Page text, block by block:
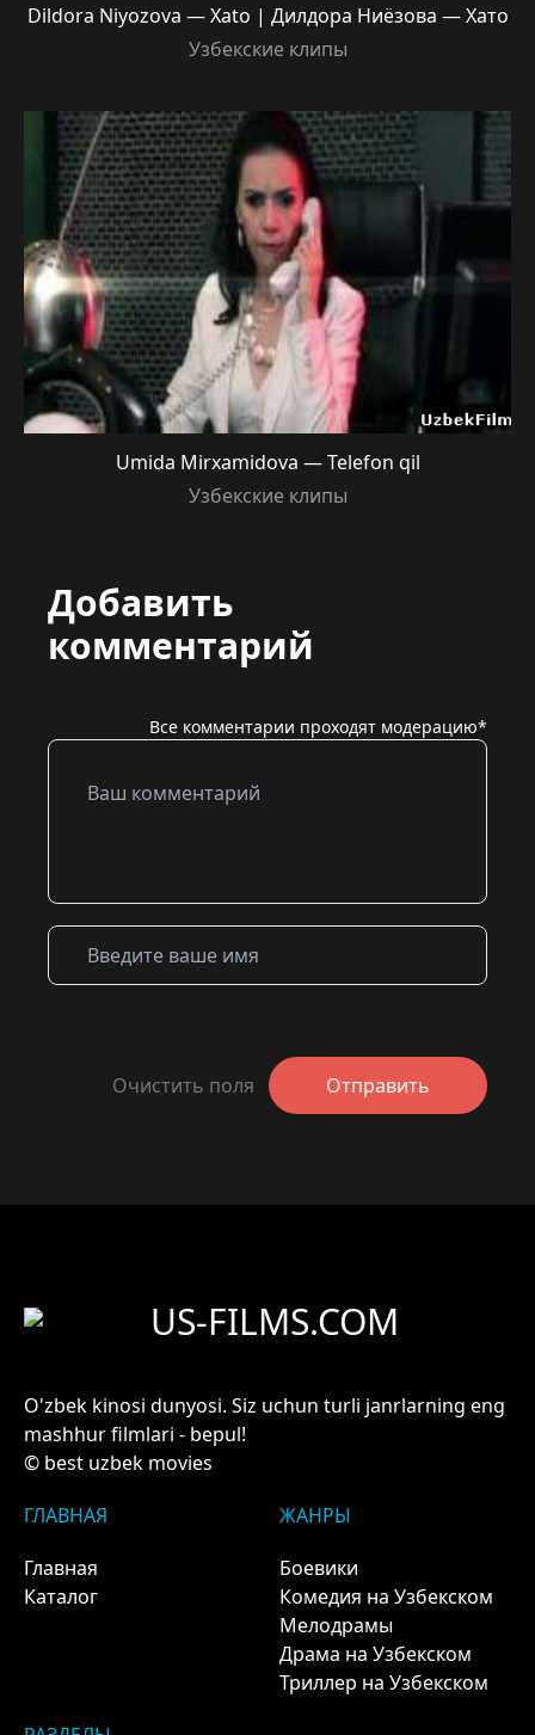
Dildora Niyozova — Xato | Дилдора Ниёзова — Хато
Узбекские клипы
Umida Mirxamidova — Telefon qil
Узбекские клипы
Добавить
комментарий
Все комментарии проходят модерацию*
Очистить поля Отправить
US-FILMS.COM
O'zbek kinosi dunyosi. Siz uchun turli janrlarning eng
mashhur filmlari - bepul!
© best uzbek movies
ГЛАВНАЯ
Главная
Каталог
ЖАНРЫ
Боевики
Комедия на Узбекском
Мелодрамы
Драма на Узбекском
Триллер на Узбекском